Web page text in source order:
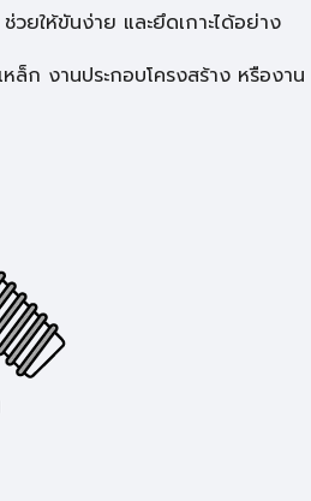
วยให้ขันง่าย และยึดเกาะได้อย่าง
หล็ก งานประกอบโครงสร้าง หรืองาน